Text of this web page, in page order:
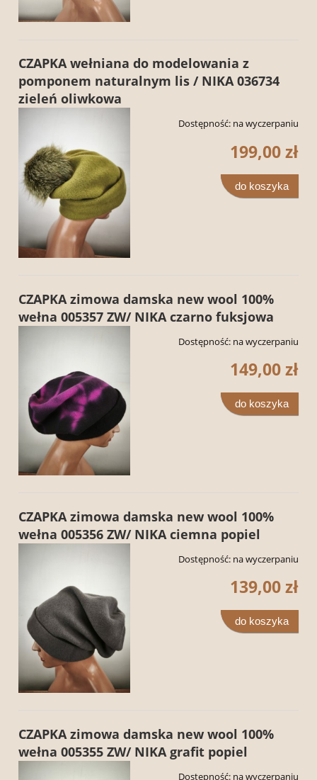
CZAPKA wełniana do modelowania z
pomponem naturalnym lis / NIKA 036734
zieleń oliwkowa
Dostępność: na wyczerpaniu
199,00 zł
do koszyka
CZAPKA zimowa damska new wool 100%
wełna 005357 ZW/ NIKA czarno fuksjowa
Dostępność: na wyczerpaniu
149,00 zł
do koszyka
CZAPKA zimowa damska new wool 100%
wełna 005356 ZW/ NIKA ciemna popiel
Dostępność: na wyczerpaniu
139,00 zł
do koszyka
CZAPKA zimowa damska new wool 100%
wełna 005355 ZW/ NIKA grafit popiel
Dostępność: na wyczerpaniu